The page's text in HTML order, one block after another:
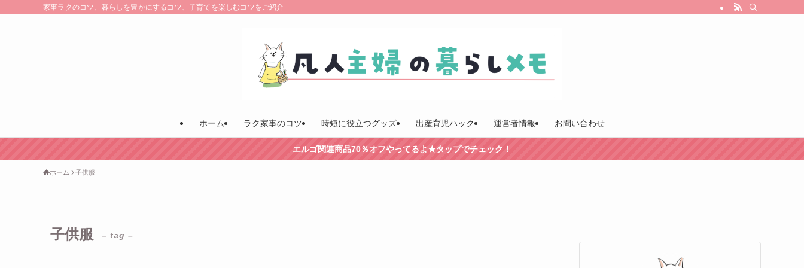
家事ラクのコツ、暮らしを豊かにするコツ、子育てを楽しむコツをご紹介
ホーム ラク家事のコツ 時短に役立つグッズ 出産育児ハック 運営者情報 お問い合わせ
エルゴ関連商品70％オフやってるよ★タップでチェック！
ホーム 子供服
子供服 – tag –